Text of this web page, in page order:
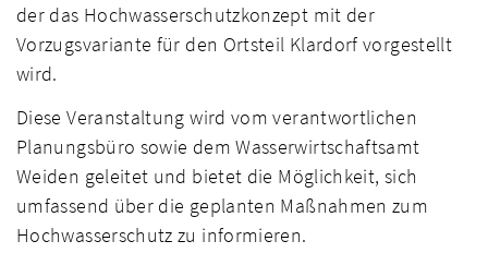
der das Hochwasserschutzkonzept mit der
Vorzugsvariante für den Ortsteil Klardorf vorgestellt
wird.
Diese Veranstaltung wird vom verantwortlichen
Planungsbüro sowie dem Wasserwirtschaftsamt
Weiden geleitet und bietet die Möglichkeit, sich
umfassend über die geplanten Maßnahmen zum
Hochwasserschutz zu informieren.